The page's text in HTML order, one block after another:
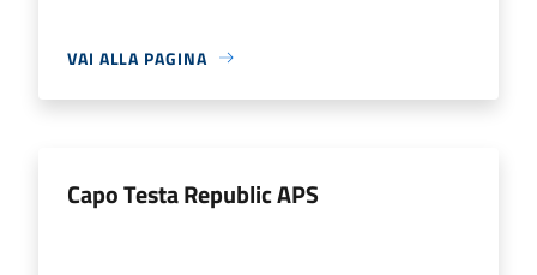
VAI ALLA PAGINA
Capo Testa Republic APS